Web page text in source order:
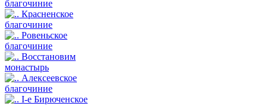
благочиние
Красненское
благочиние
Ровеньское
благочиние
Восстановим
монастырь
Алексеевское
благочиние
I-е Бирюченское